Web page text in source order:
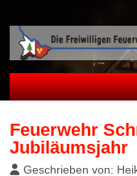
Feuerwehr
Jubiläumsjahr
Geschrieben von: